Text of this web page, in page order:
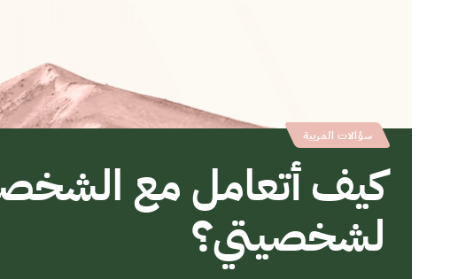
سؤالات المربية
كيف أتعامل مع
لشخصيتي؟